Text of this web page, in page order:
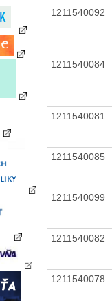
1211540092
1211540084
1211540081
1211540085
1211540099
1211540082
1211540078